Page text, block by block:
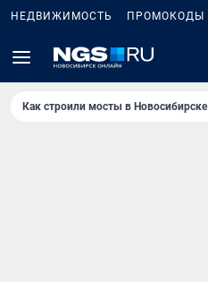
НЕДВИЖИМОСТЬ ПРОМОКОДЫ
Как строили мосты в Новосибирске